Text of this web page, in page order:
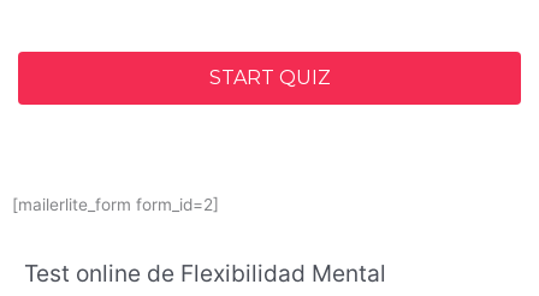
START QUIZ
[mailerlite_form form_id=2]
Test online de Flexibilidad Mental